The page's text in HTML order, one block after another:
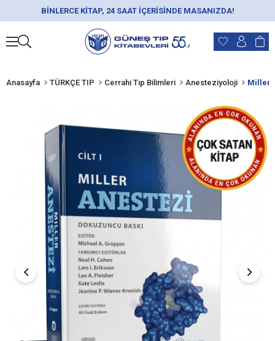
BİNLERCE KİTAP, 24 SAAT İÇERİSİNDE MASANIZDA!
Anasayfa TÜRKÇE TIP Cerrahi Tıp Bilimleri Anesteziyoloji Miller